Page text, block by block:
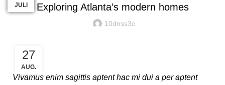
Exploring Atlanta’s modern homes
10dnss3c
27
AUG.
Vivamus enim sagittis aptent hac mi dui a per aptent
AUG.
AUG.
AUG.
AUG.
AUG.
AUG.
JULI